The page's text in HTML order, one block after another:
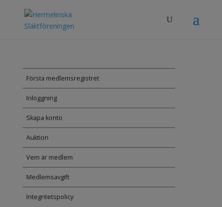
Första medlemsregistret
Inloggning
Skapa konto
Auktion
Vem är medlem
Medlemsavgift
Integritetspolicy